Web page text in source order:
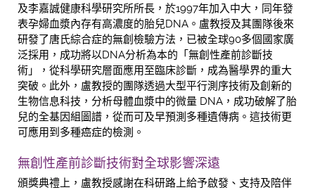
及李嘉誠健康科學研究所所長，於1997年加入中大，同年發
表孕婦血漿內存有高濃度的胎兒DNA。盧教授及其團隊後來
研發了唐氏綜合症的無創檢驗方法，已被全球90多個國家廣
泛採用，成功將以DNA分析為本的「無創性產前診斷技
術」，從科學研究層面應用至臨床診斷，成為醫學界的重大
突破。此外，盧教授的團隊透過大型平行測序技術及創新的
生物信息科技，分析母體血漿中的微量 DNA，成功破解了胎
兒的全基因組圖譜，從而可及早預測多種遺傳病。這技術更
可應用到多種癌症的檢測。
無創性產前診斷技術對全球影響深遠
頒獎典禮上，盧教授感謝在科研路上給予啟發、支持及陪伴